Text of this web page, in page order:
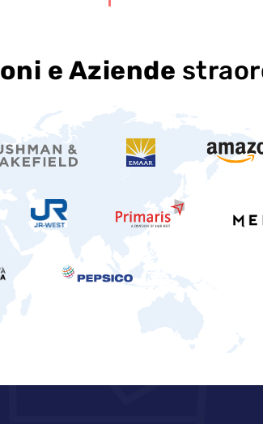
e Aziende